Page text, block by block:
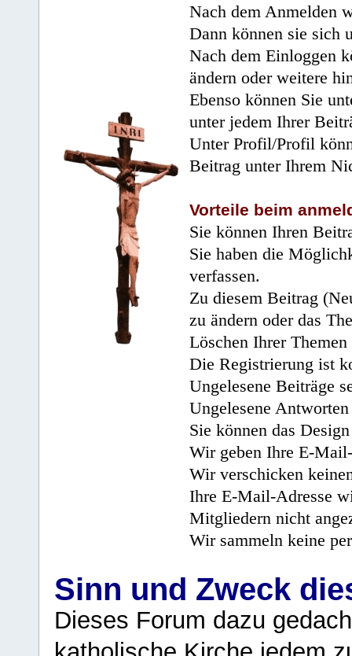
Nach dem Anmelden
Dann können sie sich
Nach dem Einloggen
ändern oder weitere
Ebenso können Sie
unter jedem Ihrer
Unter Profil/Profil
Beitrag unter Ihrem
Vorteile beim
Sie können Ihren
Sie haben die
verfassen.
Zu diesem Beitrag
zu ändern oder das
Löschen Ihrer
Die Registrierung ist
Ungelesene Beiträge
Ungelesene
Sie können das
Wir geben Ihre E-
Wir verschicken
Ihre E-Mail-Adresse
Mitgliedern nicht
Wir sammeln keine
Sinn und Zweck
Dieses Forum dazu